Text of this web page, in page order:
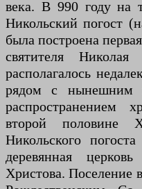
века. В 990 году на
Никольский погост
была построена
святителя
располагалось
рядом с нынешним
распространением
второй
Никольского
деревянная
Христова. Поселение